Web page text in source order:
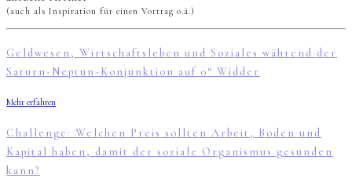
(auch als Inspiration für einen Vortrag o.ä.)
Geldwesen, Wirtschaftsleben und Soziales während der
Saturn-Neptun-Konjunktion auf 0° Widder
Mehr erfahren
Challenge: Welchen Preis sollten Arbeit, Boden und
Kapital haben, damit der soziale Organismus gesunden
kann?